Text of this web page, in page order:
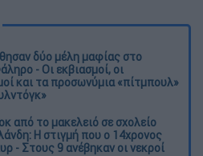
δύο μέλη μαφίας στο
- Οι εκβιασμοί, οι
και τα προσωνύμια «πίτμπουλ»
από το μακελειό σε σχολείο
Η στιγμή που ο 14χρονος
- Στους 9 ανέβηκαν οι νεκροί